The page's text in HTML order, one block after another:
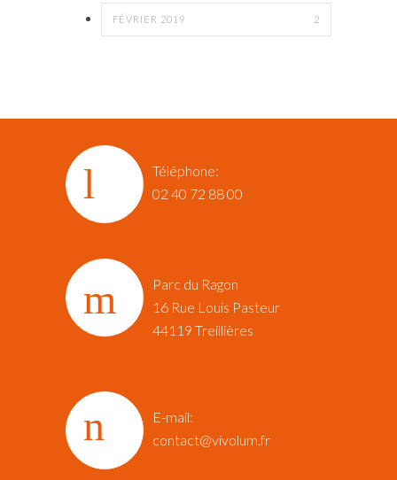
FÉVRIER 2019 2
Téléphone:
02 40 72 88 00
Parc du Ragon
16 Rue Louis Pasteur‎
44119 Treillières
E-mail:
contact@vivolum.fr